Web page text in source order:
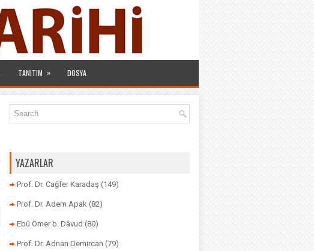
TANITIM » DOSYA
YAZARLAR
Prof. Dr. Cağfer Karadaş (149)
Prof. Dr. Adem Apak (82)
Ebû Ömer b. Dâvud (80)
Prof. Dr. Adnan Demircan (79)